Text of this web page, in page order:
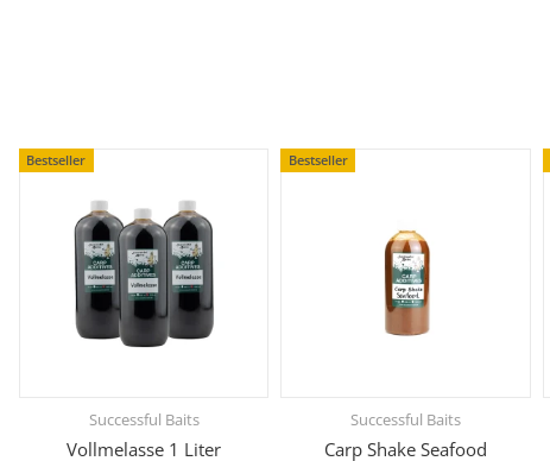
Bestseller
Successful Baits
Vollmelasse 1 Liter
Bestseller
Successful Baits
Carp Shake Seafood